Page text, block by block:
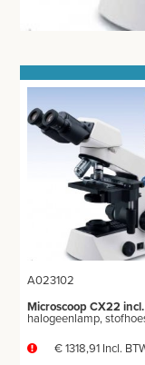
DOKTERSTASSEN
STERILISEREN EN
DIVERSEN
MICROSCOOP EN
DRAAGGLAZEN
DEKGLAZEN
KLEIN MEUBILAIR
A023102
Microscoop CX22
halogeenlamp,
€ 1318,91 Incl.